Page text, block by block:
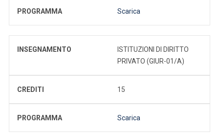
PROGRAMMA Scarica
INSEGNAMENTO
ISTITUZIONI DI DIRITTO
PRIVATO (GIUR-01/A)
CREDITI 15
PROGRAMMA Scarica